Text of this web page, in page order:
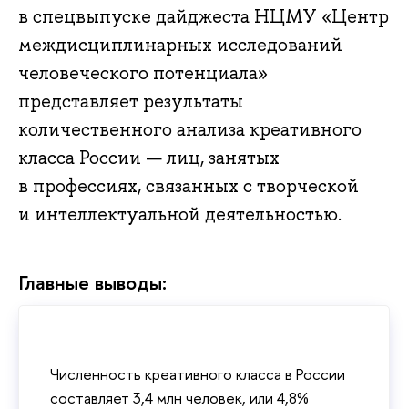
в спецвыпуске дайджеста НЦМУ «Центр
междисциплинарных исследований
человеческого потенциала»
представляет результаты
количественного анализа креативного
класса России — лиц, занятых
в профессиях, связанных с творческой
и интеллектуальной деятельностью.
Главные выводы:
Численность креативного класса в России
составляет 3,4 млн человек, или 4,8%